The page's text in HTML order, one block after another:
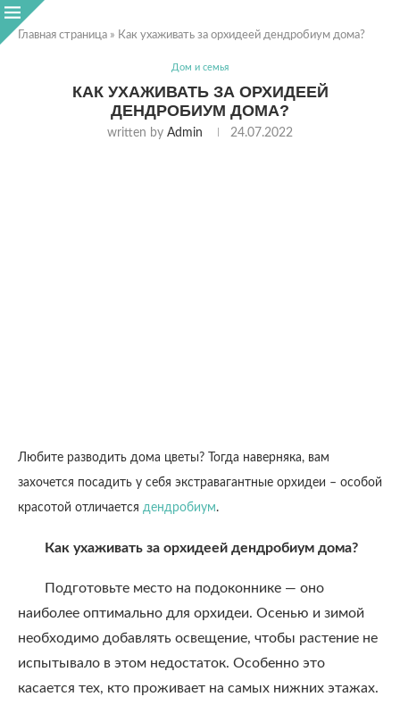
Главная страница » Как ухаживать за орхидеей дендробиум дома?
Дом и семья
КАК УХАЖИВАТЬ ЗА ОРХИДЕЕЙ
ДЕНДРОБИУМ ДОМА?
written by Admin 24.07.2022
Любите разводить дома цветы? Тогда наверняка, вам
захочется посадить у себя экстравагантные орхидеи – особой
красотой отличается дендробиум.
Как ухаживать за орхидеей дендробиум дома?
Подготовьте место на подоконнике — оно
наиболее оптимально для орхидеи. Осенью и зимой
необходимо добавлять освещение, чтобы растение не
испытывало в этом недостаток. Особенно это
касается тех, кто проживает на самых нижних этажах.